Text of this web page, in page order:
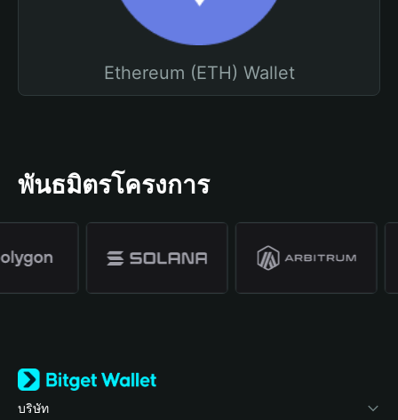
Ethereum (ETH) Wallet
พันธมิตรโครงการ
บริษัท